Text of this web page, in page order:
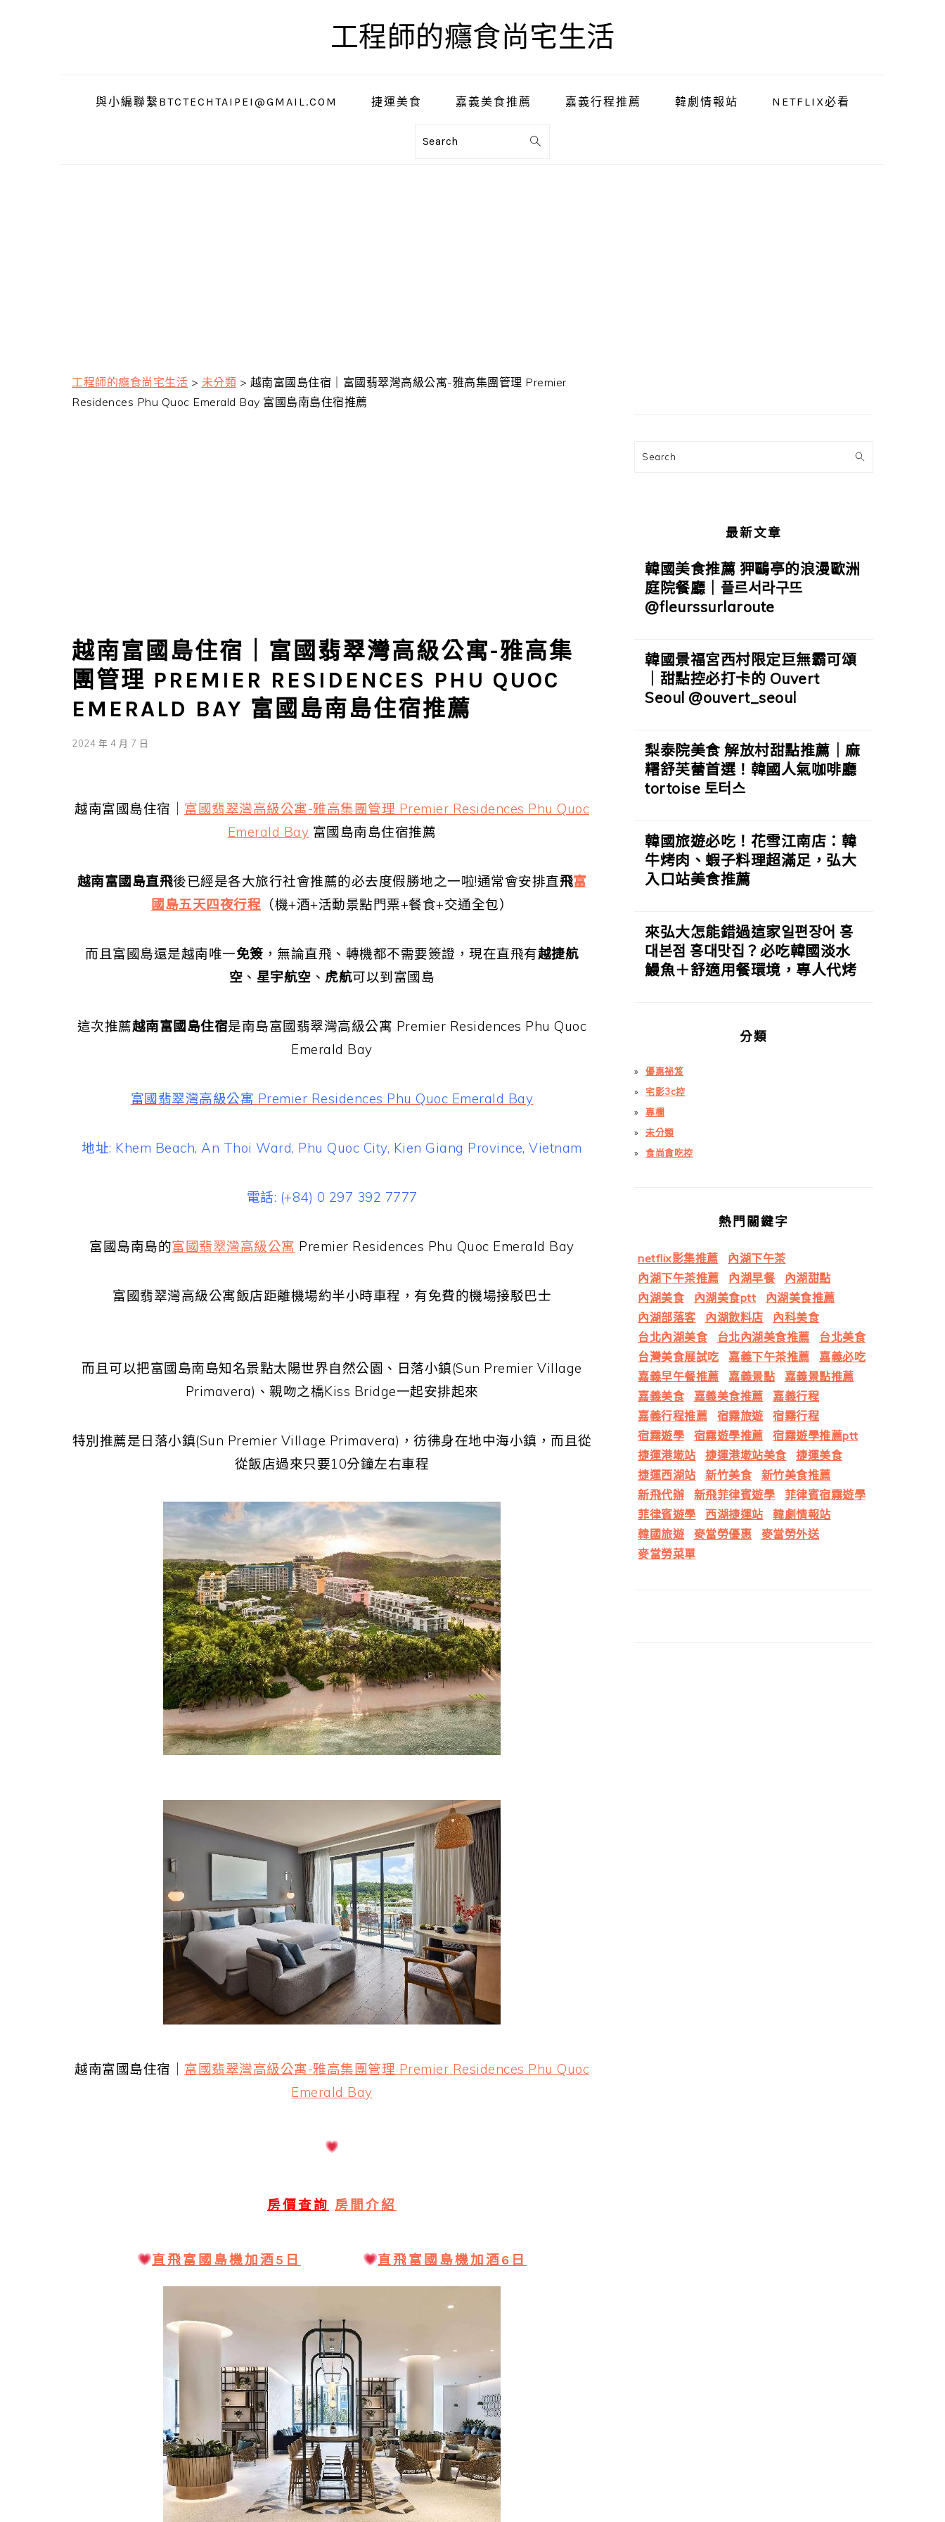
工程師的癮食尚宅生活
與小編聯繫BTCTECHTAIPEI@GMAIL.COM 捷運美食 嘉義美食推薦 嘉義行程推薦 韓劇情報站 NETFLIX必看
Search
工程師的癮食尚宅生活 > 未分類 > 越南富國島住宿｜富國翡翠灣高級公寓-雅高集團管理 Premier
Residences Phu Quoc Emerald Bay 富國島南島住宿推薦
越南富國島住宿｜富國翡翠灣高級公寓-雅高集
團管理 PREMIER RESIDENCES PHU QUOC
EMERALD BAY 富國島南島住宿推薦
2024 年 4 月 7 日
越南富國島住宿｜ 富國翡翠灣高級公寓-雅高集團管理 Premier Residences Phu Quoc
Emerald Bay 富國島南島住宿推薦
越南富國島直飛後已經是各大旅行社會推薦的必去度假勝地之一啦!通常會安排直飛富
國島五天四夜行程 （機+酒+活動景點門票+餐食+交通全包）
而且富國島還是越南唯一免簽 ，無論直飛、轉機都不需要簽證，現在直飛有越捷航
空 、 星宇航空 、虎航可以到富國島
這次推薦越南富國島住宿是南島富國翡翠灣高級公寓 Premier Residences Phu Quoc
Emerald Bay
富國翡翠灣高級公寓 Premier Residences Phu Quoc Emerald Bay
地址: Khem Beach, An Thoi Ward, Phu Quoc City, Kien Giang Province, Vietnam
電話: (+84) 0 297 392 7777
富國島南島的富國翡翠灣高級公寓 Premier Residences Phu Quoc Emerald Bay
富國翡翠灣高級公寓飯店距離機場約半小時車程，有免費的機場接駁巴士
而且可以把富國島南島知名景點太陽世界自然公園、日落小鎮(Sun Premier Village
Primavera)、親吻之橋Kiss Bridge一起安排起來
特別推薦是日落小鎮(Sun Premier Village Primavera)，彷彿身在地中海小鎮，而且從
從飯店過來只要10分鐘左右車程
越南富國島住宿｜ 富國翡翠灣高級公寓-雅高集團管理 Premier Residences Phu Quoc
Emerald Bay
房價查詢 房間介紹
直飛富國島機加酒5日 直飛富國島機加酒6日
欄
Search
最新文章
韓國美食推薦 狎鷗亭的浪漫歐洲
庭院餐廳｜플르서라구뜨
@fleurssurlaroute
韓國景福宮西村限定巨無霸可頌
｜甜點控必打卡的 Ouvert
Seoul @ouvert_seoul
梨泰院美食 解放村甜點推薦｜麻
糬舒芙蕾首選！韓國人氣咖啡廳
tortoise 토터스
韓國旅遊必吃！花雪江南店：韓
牛烤肉、蝦子料理超滿足，弘大
入口站美食推薦
來弘大怎能錯過這家일편장어 홍
대본점 홍대맛집？必吃韓國淡水
鰻魚＋舒適用餐環境，專人代烤
分類
優惠祕笈
宅影3c控
專欄
未分類
食尚貪吃控
熱門關鍵字
netflix影集推薦
內湖下午茶
內湖下午茶推薦
內湖早餐
內湖甜點
內湖美食
內湖美食ptt
內湖美食推薦
內湖部落客
內湖飲料店
內科美食
台北內湖美食
台北內湖美食推薦
台北美食
台灣美食展試吃
嘉義下午茶推薦
嘉義必吃
嘉義早午餐推薦
嘉義景點
嘉義景點推薦
嘉義美食
嘉義美食推薦
嘉義行程
嘉義行程推薦
宿霧旅遊
宿霧行程
宿霧遊學
宿霧遊學推薦
宿霧遊學推薦ptt
捷運港墘站
捷運港墘站美食
捷運美食
捷運西湖站
新竹美食
新竹美食推薦
新飛代辦
新飛菲律賓遊學
菲律賓宿霧遊學
菲律賓遊學
西湖捷運站
韓劇情報站
韓國旅遊
麥當勞優惠
麥當勞外送
麥當勞菜單